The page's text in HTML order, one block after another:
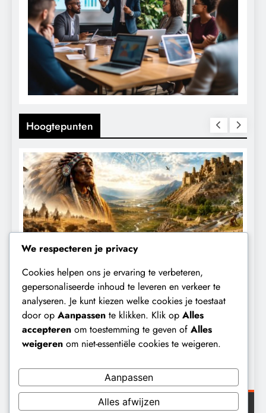
Hoogtepunten
KLIMAATBEDROG MACHT
De ecologische indiaan: De mythe die
archeologen niet terugvonden.
8 maanden geleden
We respecteren je privacy
Cookies helpen ons je ervaring te verbeteren,
gepersonaliseerde inhoud te leveren en verkeer te
analyseren. Je kunt kiezen welke cookies je toestaat
door op Aanpassen te klikken. Klik op Alles
accepteren om toestemming te geven of Alles
weigeren om niet-essentiële cookies te weigeren.
Aanpassen
Alles afwijzen